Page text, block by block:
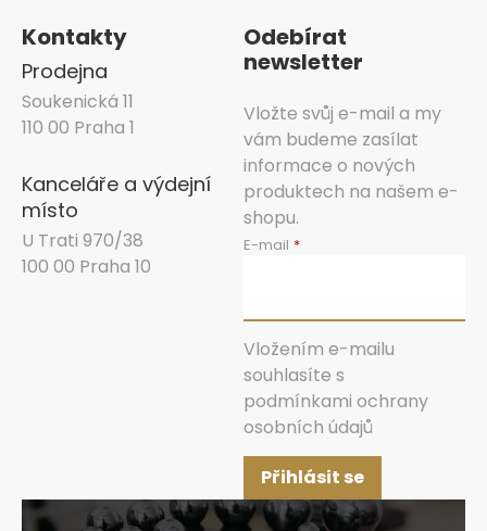
Kontakty
Prodejna
Soukenická 11
110 00 Praha 1
Kanceláře a výdejní
místo
U Trati 970/38
100 00 Praha 10
Odebírat
newsletter
Vložte svůj e-mail a my
vám budeme zasílat
informace o nových
produktech na našem e-
shopu.
E-mail
Vložením e-mailu
souhlasíte s
podmínkami ochrany
osobních údajů
Přihlásit se